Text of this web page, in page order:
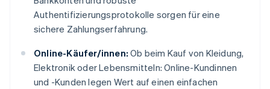
Authentifizierungsprotokolle sorgen für eine
sichere Zahlungserfahrung.
Online-Käufer/innen: Ob beim Kauf von Kleidung,
Elektronik oder Lebensmitteln: Online-Kundinnen
und -Kunden legen Wert auf einen einfachen